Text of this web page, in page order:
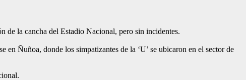
de la cancha del Estadio Nacional, pero sin incidentes.
Ñuñoa, donde los simpatizantes de la ‘U’ se ubicaron en el sector de